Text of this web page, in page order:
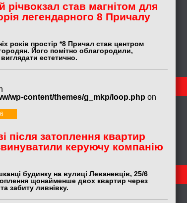
річвокзал став магнітом для
легендарного 8 Причалу
років простір *8 Причал став центром
Його помітно облагородили,
естетично.
wp-content/themes/g_mkp/loop.php on
після затоплення квартир
керуючу компанію
будинку на вулиці Леваневців, 25/6
щонайменше двох квартир через
забиту ливнівку.